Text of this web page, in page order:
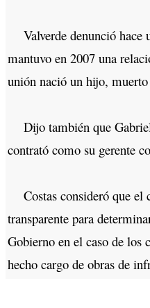
Valverde denunció hace
mantuvo en 2007 una
unión nació un hijo,
Dijo también que
contrató como su gerente
Costas consideró que el
transparente para
Gobierno en el caso de los
hecho cargo de obras de